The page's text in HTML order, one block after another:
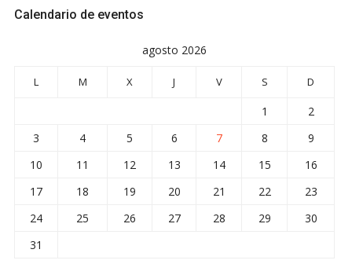
Calendario de eventos
agosto 2026
L M X J V S D
1
2
3
4 5 6 7 8
9
10
11 12 13 14 15
16
17
18 19 20 21 22
23
24
25 26 27 28 29
30
31